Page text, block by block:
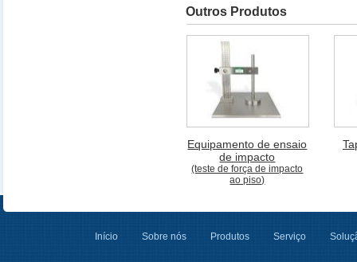
Outros Produtos
Equipamento de ensaio
de impacto
(teste de força de impacto
ao piso)
Início Sobre nós Produtos Serviço